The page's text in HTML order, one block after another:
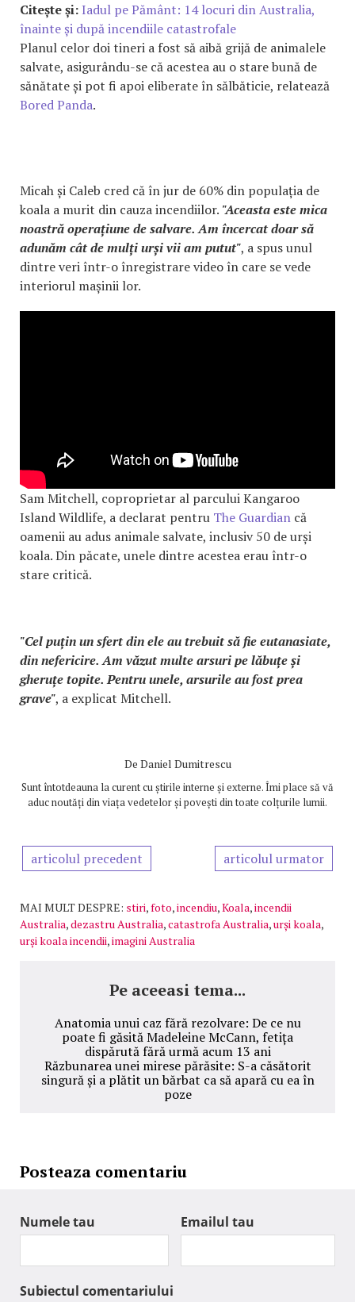
Citește și: Iadul pe Pământ: 14 locuri din Australia,
înainte și după incendiile catastrofale
Planul celor doi tineri a fost să aibă grijă de animalele
salvate, asigurându-se că acestea au o stare bună de
sănătate și pot fi apoi eliberate în sălbăticie, relatează
Bored Panda.
Micah și Caleb cred că în jur de 60% din populația de
koala a murit din cauza incendiilor. "Aceasta este mica
noastră operațiune de salvare. Am încercat doar să
adunăm cât de mulți urși vii am putut", a spus unul
dintre veri într-o înregistrare video în care se vede
interiorul mașinii lor.
Sam Mitchell, coproprietar al parcului Kangaroo
Island Wildlife, a declarat pentru The Guardian că
oamenii au adus animale salvate, inclusiv 50 de urși
koala. Din păcate, unele dintre acestea erau într-o
stare critică.
"Cel puțin un sfert din ele au trebuit să fie eutanasiate,
din nefericire. Am văzut multe arsuri pe lăbuțe și
gheruțe topite. Pentru unele, arsurile au fost prea
grave", a explicat Mitchell.
De Daniel Dumitrescu
Sunt întotdeauna la curent cu știrile interne și externe. Îmi place să vă
aduc noutăți din viața vedetelor și povești din toate colțurile lumii.
articolul precedent articolul urmator
MAI MULT DESPRE: stiri,foto,incendiu,Koala,incendii
Australia,dezastru Australia,catastrofa Australia,urși koala,
urși koala incendii,imagini Australia
Pe aceeasi tema...
Anatomia unui caz fără rezolvare: De ce nu
poate fi găsită Madeleine McCann, fetița
dispărută fără urmă acum 13 ani
Răzbunarea unei mirese părăsite: S-a căsătorit
singură și a plătit un bărbat ca să apară cu ea în
poze
Posteaza comentariu
Numele tau Emailul tau
Subiectul comentariului